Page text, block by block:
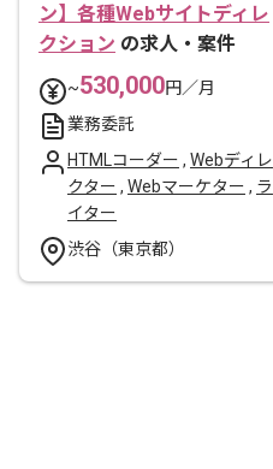
ン】各種Webサイトディレ
クション の求人・案件
~530,000円／月
業務委託
HTMLコーダー , Webディレ
クター , Webマーケター , ラ
イター
渋谷（東京都）